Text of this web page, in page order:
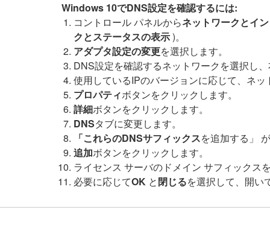
Windows 10でDNS設定を確認するには:
コントロール パネルからネットワークとイ
クとステータスの表示)。
アダプタ設定の変更を選択します。
DNS設定を確認するネットワークを選択し
使用しているIPのバージョンに応じて、ネ
プロパティボタンをクリックします。
詳細ボタンをクリックします。
DNSタブに変更します。
「これらのDNSサフィックスを追加する」
追加ボタンをクリックします。
ライセンス サーバのドメイン サフィックス
必要に応じてOK と閉じるを選択して、開い